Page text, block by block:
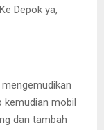
Depok ya,
kemudian mobil
dan tambah